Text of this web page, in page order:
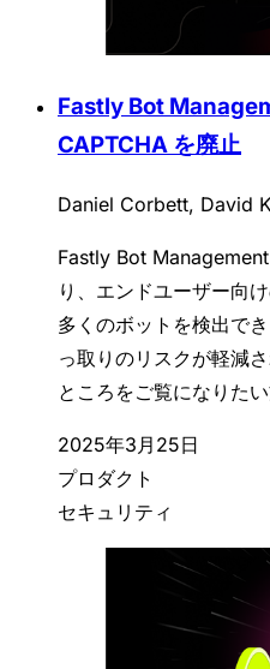
Fastly Bot
CAPTCHA を廃止
Daniel Corbett, David
Fastly Bot
り、エンドユーザー向
多くのボットを検出で
っ取りのリスクが軽減
ところをご覧になりた
2025年3月25日
プロダクト
セキュリティ